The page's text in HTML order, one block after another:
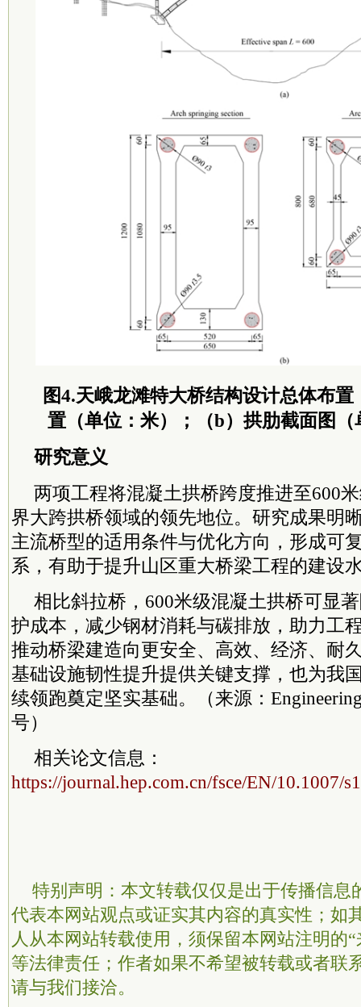
图4.天峨龙滩特大桥结构设计总体布
置（单位：米）；（b）拱肋截面图
研究意义
两项工程将混凝土拱桥跨度推进至600
界大跨拱桥领域的领先地位。研究成果明
主流桥型的适用条件与优化方向，形成可
系，有助于提升山区重大桥梁工程的建设
相比斜拉桥，600米级混凝土拱桥可显
护成本，减少钢材消耗与碳排放，助力工
推动桥梁建造向更安全、高效、经济、耐
基础设施韧性提升提供关键支撑，也为我
续领跑奠定坚实基础。（来源：
号）
相关论文信息：
https://journal.hep.com.cn/fsce/EN/10.1007/
特别声明：本文转载仅仅是出于传播信息
代表本网站观点或证实其内容的真实性；如
人从本网站转载使用，须保留本网站注明的
等法律责任；作者如果不希望被转载或者联
请与我们接洽。